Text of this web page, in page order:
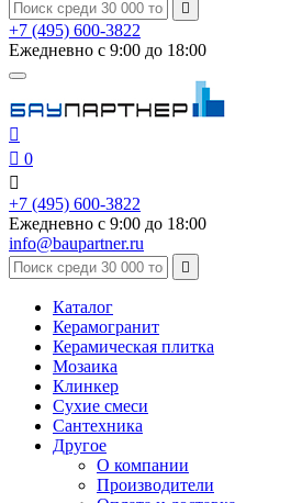

+7 (495) 600-3822
Ежедневно с 9:00 до 18:00

 0

+7 (495) 600-3822
Ежедневно с 9:00 до 18:00
info@baupartner.ru

Каталог
Керамогранит
Керамическая плитка
Мозаика
Клинкер
Сухие смеси
Сантехника
Другое
О компании
Производители